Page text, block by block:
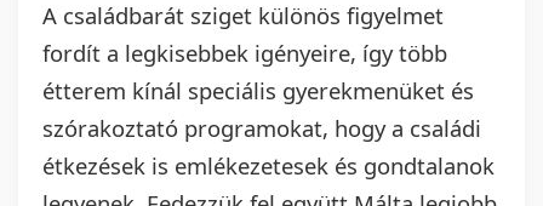
A családbarát sziget különös figyelmet
fordít a legkisebbek igényeire, így több
étterem kínál speciális gyerekmenüket és
szórakoztató programokat, hogy a családi
étkezések is emlékezetesek és gondtalanok